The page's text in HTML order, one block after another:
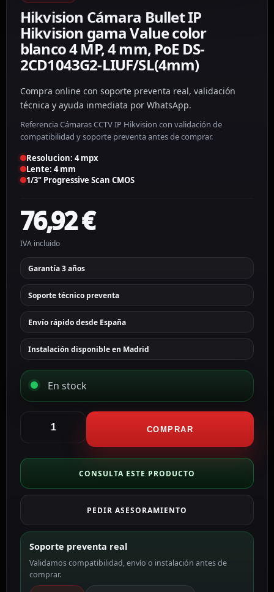
Hikvision Cámara Bullet IP
Hikvision gama Value color
blanco 4 MP, 4 mm, PoE DS-
2CD1043G2-LIUF/SL(4mm)
Compra online con soporte preventa real, validación
técnica y ayuda inmediata por WhatsApp.
Referencia Cámaras CCTV IP Hikvision con validación de
compatibilidad y soporte preventa antes de comprar.
Resolucion: 4 mpx
Lente: 4 mm
1/3" Progressive Scan CMOS
76,92€
IVA incluido
Garantía 3 años
Soporte técnico preventa
Envío rápido desde España
Instalación disponible en Madrid
En stock
Cámara
IP
gama
Value
blanco
4
MP,
mm,
COMPRAR
CONSULTA ESTE PRODUCTO
PEDIR ASESORAMIENTO
Soporte preventa real
Validamos compatibilidad, envío o instalación antes de
comprar.